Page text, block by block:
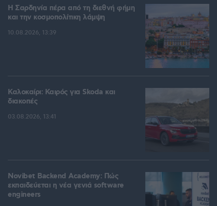
Η Σαρδηνία πέρα από τη διεθνή φήμη
και την κοσμοπολίτικη λάμψη
10.08.2026, 13:39
Καλοκαίρι: Καιρός για Skoda και
διακοπές
03.08.2026, 13:41
Novibet Backend Academy: Πώς
εκπαιδεύεται η νέα γενιά software
engineers